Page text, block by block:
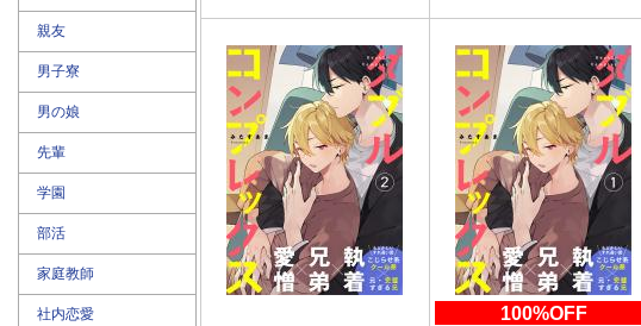
100%OFF
親友
男子寮
男の娘
先輩
学園
部活
家庭教師
社内恋愛